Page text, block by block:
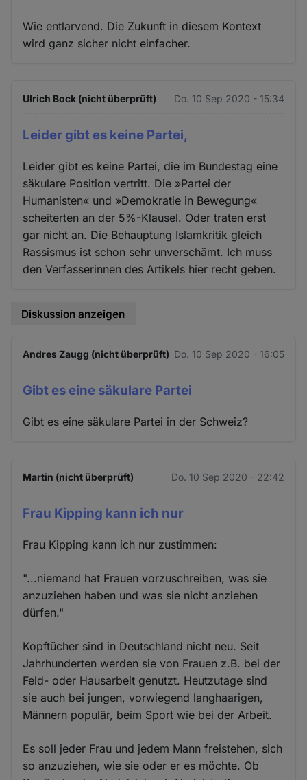
Wie entlarvend. Die Zukunft in diesem Kontext
wird ganz sicher nicht einfacher.
Ulrich Bock (nicht überprüft) Do. 10 Sep 2020 - 15:34
Leider gibt es keine Partei,
Leider gibt es keine Partei, die im Bundestag eine
säkulare Position vertritt. Die »Partei der
Humanisten« und »Demokratie in Bewegung«
scheiterten an der 5%-Klausel. Oder traten erst
gar nicht an. Die Behauptung Islamkritik gleich
Rassismus ist schon sehr unverschämt. Ich muss
den Verfasserinnen des Artikels hier recht geben.
Diskussion anzeigen
Andres Zaugg (nicht überprüft) Do. 10 Sep 2020 - 16:05
Gibt es eine säkulare Partei
Gibt es eine säkulare Partei in der Schweiz?
Martin (nicht überprüft) Do. 10 Sep 2020 - 22:42
Frau Kipping kann ich nur
Frau Kipping kann ich nur zustimmen:
"...niemand hat Frauen vorzuschreiben, was sie
anzuziehen haben und was sie nicht anziehen
dürfen."
Kopftücher sind in Deutschland nicht neu. Seit
Jahrhunderten werden sie von Frauen z.B. bei der
Feld- oder Hausarbeit genutzt. Heutzutage sind
sie auch bei jungen, vorwiegend langhaarigen,
Männern populär, beim Sport wie bei der Arbeit.
Es soll jeder Frau und jedem Mann freistehen, sich
so anzuziehen, wie sie oder er es möchte. Ob